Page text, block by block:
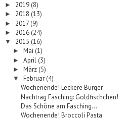
► 2019 (8)
► 2018 (13)
► 2017 (9)
► 2016 (24)
▼ 2015 (16)
► Mai (1)
► April (3)
► März (5)
▼ Februar (4)
Wochenende! Leckere Burger
Nachtrag Fasching: Goldfischchen!
Das Schöne am Fasching...
Wochenende! Broccoli Pasta